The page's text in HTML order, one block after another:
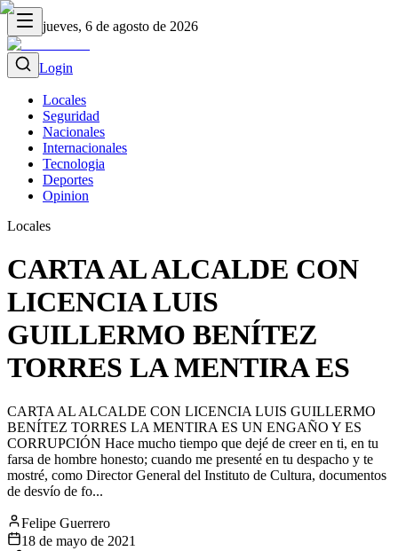
jueves, 6 de agosto de 2026
Login
Locales
Seguridad
Nacionales
Internacionales
Tecnologia
Deportes
Opinion
Locales
CARTA AL ALCALDE CON
LICENCIA LUIS
GUILLERMO BENÍTEZ
TORRES LA MENTIRA ES
CARTA AL ALCALDE CON LICENCIA LUIS GUILLERMO
BENÍTEZ TORRES LA MENTIRA ES UN ENGAÑO Y ES
CORRUPCIÓN Hace mucho tiempo que dejé de creer en ti, en tu
farsa de hombre honesto; cuando me presenté en tu despacho y te
mostré, como Director General del Instituto de Cultura, documentos
de desvío de fo...
Felipe Guerrero
18 de mayo de 2021